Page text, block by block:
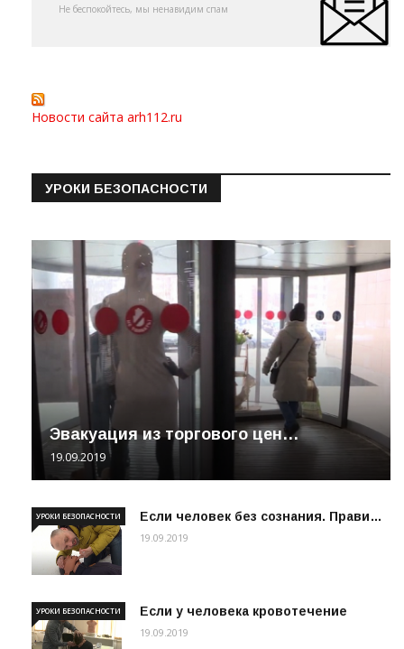
Не беспокойтесь, мы ненавидим спам
Новости сайта arh112.ru
УРОКИ БЕЗОПАСНОСТИ
Эвакуация из торгового цен…
19.09.2019
Если человек без сознания. Прави…
УРОКИ БЕЗОПАСНОСТИ
19.09.2019
Если у человека кровотечение
УРОКИ БЕЗОПАСНОСТИ
19.09.2019